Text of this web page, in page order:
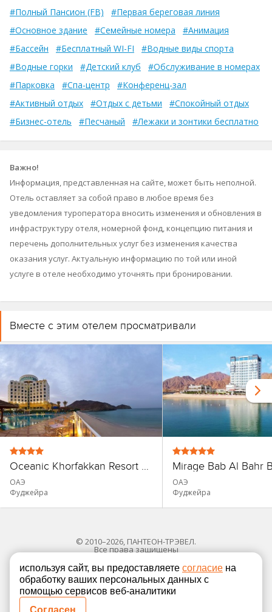
#Полный Пансион (FB)
#Первая береговая линия
#Основное здание
#Семейные номера
#Анимация
#Бассейн
#Бесплатный WI-FI
#Водные виды спорта
#Водные горки
#Детский клуб
#Обслуживание в номерах
#Парковка
#Спа-центр
#Конференц-зал
#Активный отдых
#Отдых с детьми
#Спокойный отдых
#Бизнес-отель
#Песчаный #Лежаки и зонтики бесплатно
Важно!
Информация, представленная на сайте, может быть неполной.
Отель оставляет за собой право в любое время без
уведомления туроператора вносить изменения и обновления в
инфраструктуру отеля, номерной фонд, концепцию питания и
перечень дополнительных услуг без изменения качества
оказания услуг. Актуальную информацию по той или иной
услуге в отеле необходимо уточнять при бронировании.
Вместе с этим отелем просматривали
Oceanic Khorfakkan Resort & Spa
ОАЭ
Фуджейра
ОАЭ
Фуджейра
© 2010–2026, ПАНТЕОН-ТРЭВЕЛ.
Все права защищены
Политика в отношении обработки персональных
Согласие на обработку персональных данных
используя сайт, вы предоставляете согласие на
обработку ваших персональных данных с
помощью сервисов веб-аналитики
Согласен